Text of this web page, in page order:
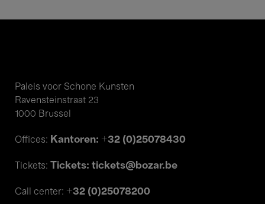
Paleis voor Schone Kunsten
Ravensteinstraat 23
1000 Brussel
Offices: Kantoren: +32 (0)25078430
Tickets: Tickets: tickets@bozar.be
Call center: +32 (0)25078200